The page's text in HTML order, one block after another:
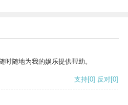
时随地为我的娱乐提供帮助。
支持[0] 反对[0]